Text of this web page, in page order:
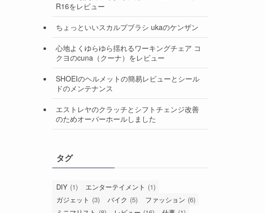
R16をレビュー
ちょっといいスカルプブラシ ukaのケンザン
心地よくゆらゆら揺れるワーキングチェア コ
クヨのcuna（クーナ）をレビュー
SHOEIのヘルメットの簡易レビューとシール
ドのメンテナンス
エストレヤのクラッチとシフトチェンジ改善
のためオーバーホールしました
タグ
DIY (1) エンターテイメント (1)
ガジェット (3) バイク (5) ファッション (6)